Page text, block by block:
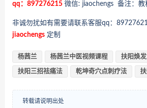
qq：897276215 微信: jiaochengs 备注：教
非诚勿扰如有需要请联系客服qq：
jiaochengs 定制
杨茜兰 杨茜兰中医视频课程 扶阳焕
扶阳三招祛痛法 乾坤奇穴点刺疗法
转载请说明出处